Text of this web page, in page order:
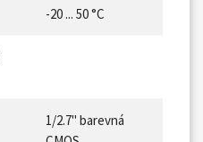
-20 ... 50 °C
1/2.7" barevná